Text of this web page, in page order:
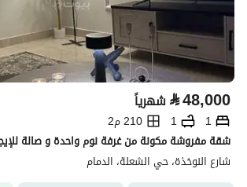
⃁48,000 شهرياً
1
1
210 م2
شارع النوخذة، حي الشعلة، الدمام